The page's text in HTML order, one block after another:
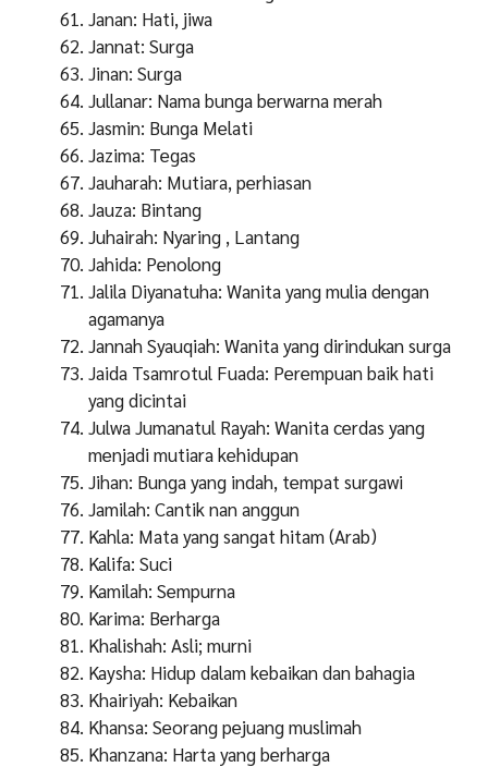
Janan: Hati, jiwa
Jannat: Surga
Jinan: Surga
Jullanar: Nama bunga berwarna merah
Jasmin: Bunga Melati
Jazima: Tegas
Jauharah: Mutiara, perhiasan
Jauza: Bintang
Juhairah: Nyaring , Lantang
Jahida: Penolong
Jalila Diyanatuha: Wanita yang mulia dengan
agamanya
Jannah Syauqiah: Wanita yang dirindukan surga
Jaida Tsamrotul Fuada: Perempuan baik hati
yang dicintai
Julwa Jumanatul Rayah: Wanita cerdas yang
menjadi mutiara kehidupan
Jihan: Bunga yang indah, tempat surgawi
Jamilah: Cantik nan anggun
Kahla: Mata yang sangat hitam (Arab)
Kalifa: Suci
Kamilah: Sempurna
Karima: Berharga
Khalishah: Asli; murni
Kaysha: Hidup dalam kebaikan dan bahagia
Khairiyah: Kebaikan
Khansa: Seorang pejuang muslimah
Khanzana: Harta yang berharga